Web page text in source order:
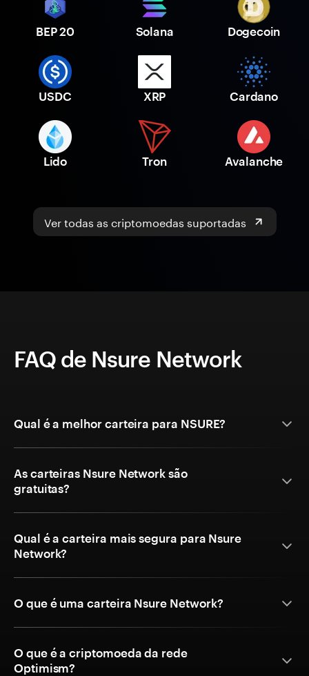
BEP 20 Solana Dogecoin
USDC XRP Cardano
Lido Tron Avalanche
Ver todas as criptomoedas suportadas
FAQ de Nsure Network
Qual é a melhor carteira para NSURE?
As carteiras Nsure Network são
gratuitas?
Qual é a carteira mais segura para Nsure
Network?
O que é uma carteira Nsure Network?
O que é a criptomoeda da rede
Optimism?